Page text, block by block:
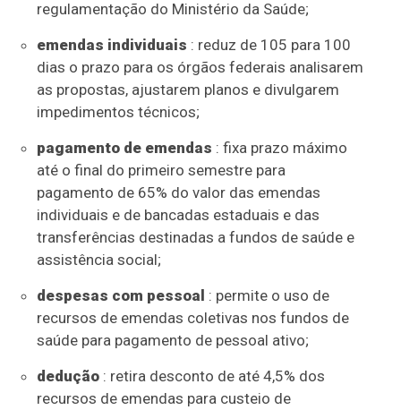
regulamentação do Ministério da Saúde;
emendas individuais : reduz de 105 para 100
dias o prazo para os órgãos federais analisarem
as propostas, ajustarem planos e divulgarem
impedimentos técnicos;
pagamento de emendas : fixa prazo máximo
até o final do primeiro semestre para
pagamento de 65% do valor das emendas
individuais e de bancadas estaduais e das
transferências destinadas a fundos de saúde e
assistência social;
despesas com pessoal : permite o uso de
recursos de emendas coletivas nos fundos de
saúde para pagamento de pessoal ativo;
dedução: retira desconto de até 4,5% dos
recursos de emendas para custeio de